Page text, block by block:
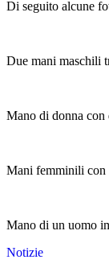
Di seguito alcune
Due mani maschili
Mano di donna con
Mani femminili con
Mano di un uomo
Notizie